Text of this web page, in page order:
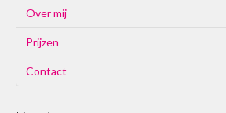
Over mij
Prijzen
Contact